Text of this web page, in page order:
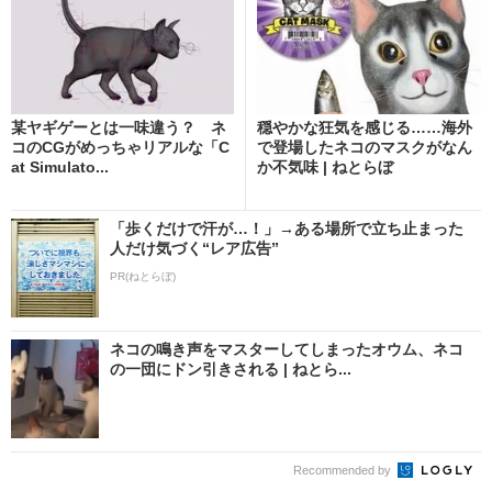
某ヤギゲーとは一味違う？ ネ
コのCGがめっちゃリアルな「C
at Simulato...
穏やかな狂気を感じる……海外
で登場したネコのマスクがなん
か不気味 | ねとらぼ
「歩くだけで汗が…！」→ある場所で立ち止まった
人だけ気づく“レア広告”
PR(ねとらぼ)
ネコの鳴き声をマスターしてしまったオウム、ネコ
の一団にドン引きされる | ねとら...
Recommended by